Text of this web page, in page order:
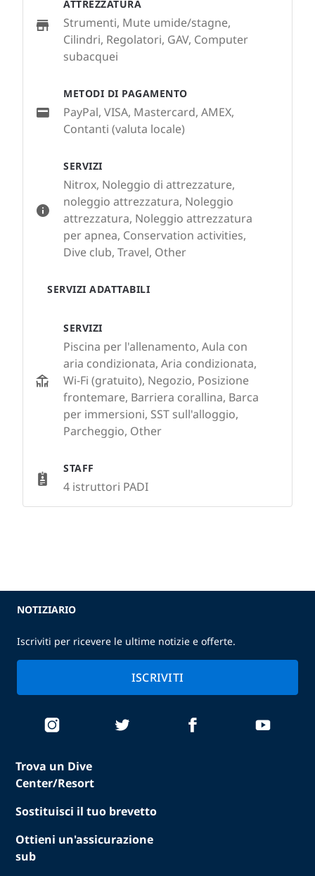
SERVIZI
Nitrox, Noleggio di attrezzature,
noleggio attrezzatura, Noleggio
attrezzatura, Noleggio attrezzatura
per apnea, Conservation activities,
Dive club, Travel, Other
SERVIZI ADATTABILI
SERVIZI
Piscina per l'allenamento, Aula con
aria condizionata, Aria condizionata,
Wi-Fi (gratuito), Negozio, Posizione
frontemare, Barriera corallina, Barca
per immersioni, SST sull'alloggio,
Parcheggio, Other
STAFF
4 istruttori PADI
ATTREZZATURA
Strumenti, Mute umide/stagne,
Cilindri, Regolatori, GAV, Computer
subacquei
METODI DI PAGAMENTO
PayPal, VISA, Mastercard, AMEX,
Contanti (valuta locale)
Trova un Dive
Center/Resort
Sostituisci il tuo brevetto
Ottieni un'assicurazione
sub
NOTIZIARIO
Iscriviti per ricevere le ultime notizie e offerte.
ISCRIVITI